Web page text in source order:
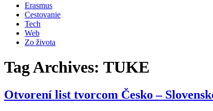
Skip
content
Erasmus
Cestovanie
Tech
Web
Zo života
Tag Archives: TUKE
Otvorení list tvorcom Česko –